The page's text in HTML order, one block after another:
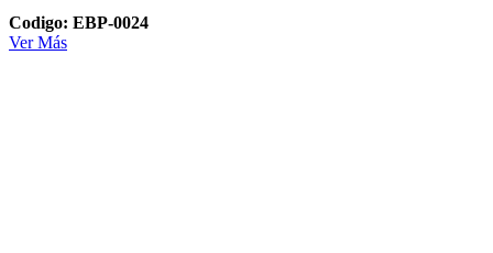
Codigo: EBP-0024
Ver Más